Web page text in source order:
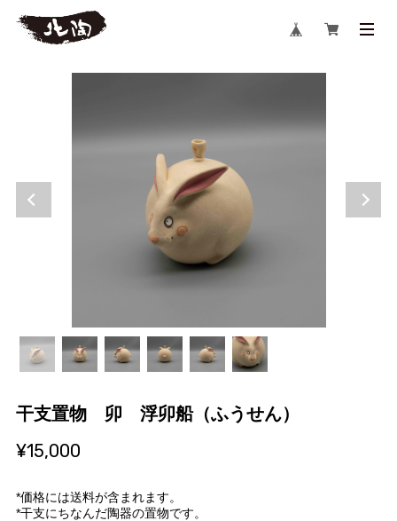
干支置物 卯 浮卯船（ふうせん）
¥15,000
*価格には送料が含まれます。
*干支にちなんだ陶器の置物です。